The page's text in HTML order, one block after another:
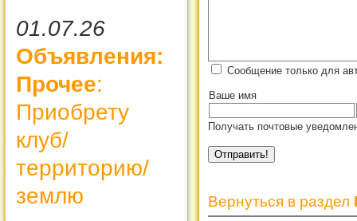
01.07.26
Объявления:
Прочее:
Приобрету
клуб/
территорию/
землю
Сообщение только для
Ваше имя
Получать почтовые
Вернуться в раздел